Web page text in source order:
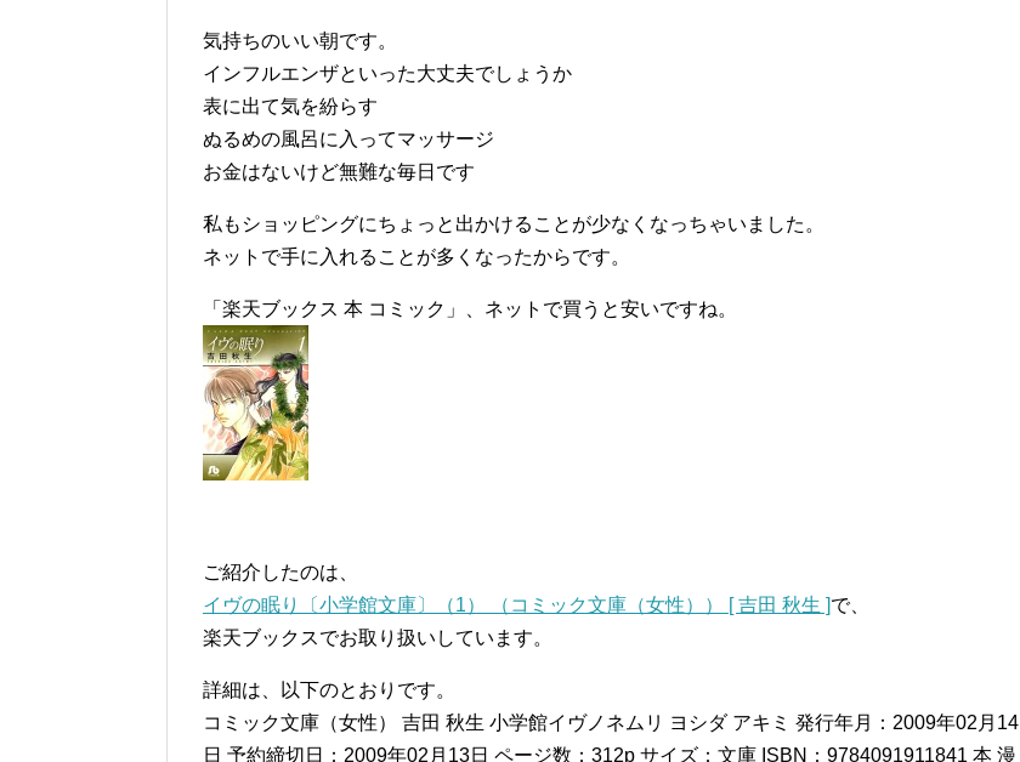
気持ちのいい朝です。
インフルエンザといった大丈夫でしょうか
表に出て気を紛らす
ぬるめの風呂に入ってマッサージ
お金はないけど無難な毎日です
私もショッピングにちょっと出かけることが少なくなっちゃいました。
ネットで手に入れることが多くなったからです。
「楽天ブックス 本 コミック」、ネットで買うと安いですね。
ご紹介したのは、
イヴの眠り〔小学館文庫〕（1） （コミック文庫（女性）） [ 吉田 秋生 ]で、
楽天ブックスでお取り扱いしています。
詳細は、以下のとおりです。
コミック文庫（女性） 吉田 秋生 小学館イヴノネムリ ヨシダ アキミ 発行年月：2009年02月14
日 予約締切日：2009年02月13日 ページ数：312p サイズ：文庫 ISBN：9784091911841 本 漫